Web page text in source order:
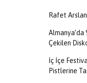
Rafet
Almanya’da
Çekilen
İç İçe
Pistlerine